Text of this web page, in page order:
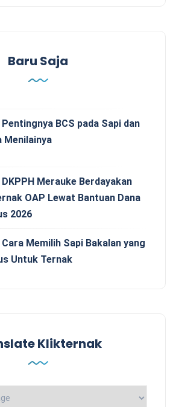
Baru Saja
Pentingnya BCS pada Sapi dan
Menilainya
DKPPH Merauke Berdayakan
OAP Lewat Bantuan Dana
2026
Cara Memilih Sapi Bakalan yang
Untuk Ternak
Klikternak